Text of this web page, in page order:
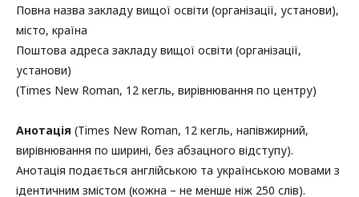
Повна назва закладу вищої освіти (організації, установи),
місто, країна
Поштова адреса закладу вищої освіти (організації,
установи)
(Times New Roman, 12 кегль, вирівнювання по центру)
Анотація (Times New Roman, 12 кегль, напівжирний,
вирівнювання по ширині, без абзацного відступу).
Анотація подається англійською та українською мовами з
ідентичним змістом (кожна – не менше ніж 250 слів).